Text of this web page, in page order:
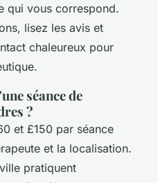
qui vous correspond.
lisez les avis et
chaleureux pour
séance de
?
et £150 par séance
et la localisation.
pratiquent